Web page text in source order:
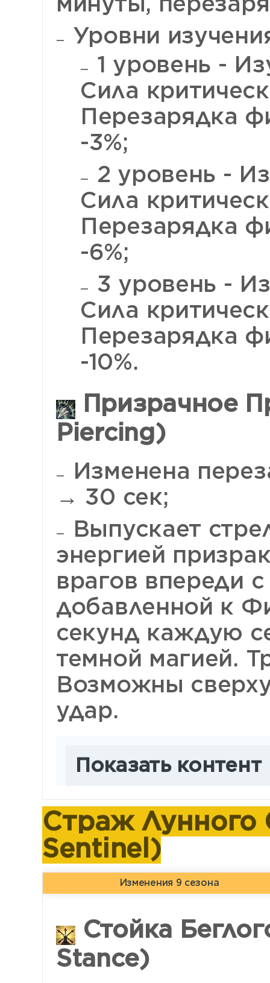
Уровни
1 уровень -
Сила
Перезарядка
-3%;
2 уровень -
Сила
Перезарядка
-6%;
3 уровень -
Сила
Перезарядка
-10%.
Призрачное
Piercing)
Изменена
→ 30 сек;
Выпускает
энергией
врагов впереди
добавленной к
секунд каждую
темной магией.
Возможны
удар.
Показать контент
Страж Лунного
Sentinel)
Изменения 9 сезона
Стойка
Stance)